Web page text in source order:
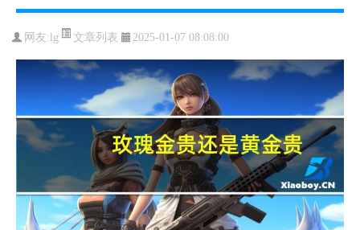
网友: lg 文章列表 2025-01-07 08:08:00